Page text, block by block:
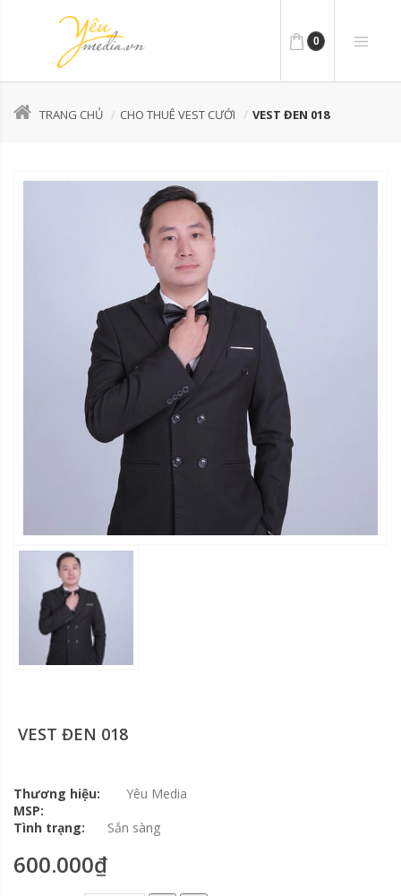
0
TRANG CHỦ CHO THUÊ VEST CƯỚI VEST ĐEN 018
VEST ĐEN 018
Thương hiệu:
Yêu Media
MSP:
Tình trạng:
Sắn sàng
600.000₫